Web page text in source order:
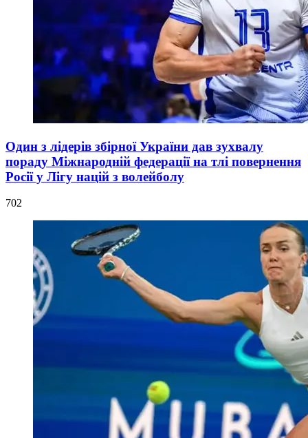
Один з лідерів збірної України дав зухвалу
пораду Міжнародній федерації на тлі повернення
Росії у Лігу націй з волейболу
702